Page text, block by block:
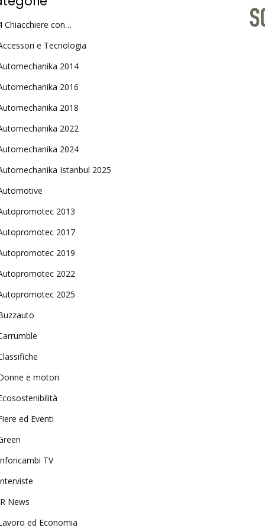
Chiacchiere con…
e Tecnologia
2014
2016
2018
2022
2024
Istanbul 2025
2013
2017
2019
2022
2025
e motori
ed Eventi
TV
News
ed Economia